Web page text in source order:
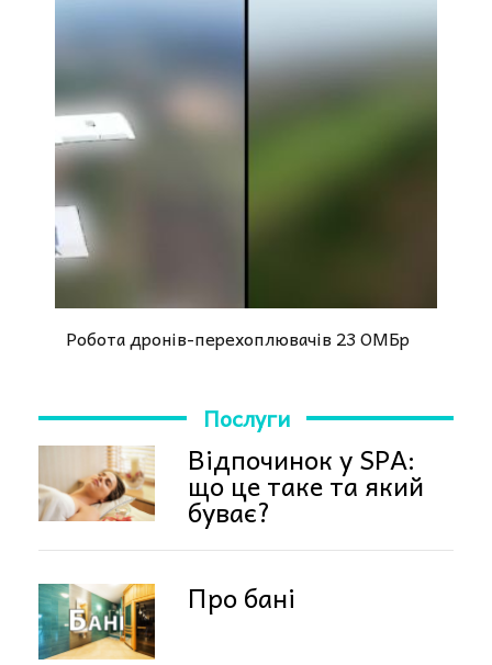
Робота дронів-перехоплювачів 23 ОМБр
Послуги
Відпочинок у SPA:
що це таке та який
буває?
Про бані